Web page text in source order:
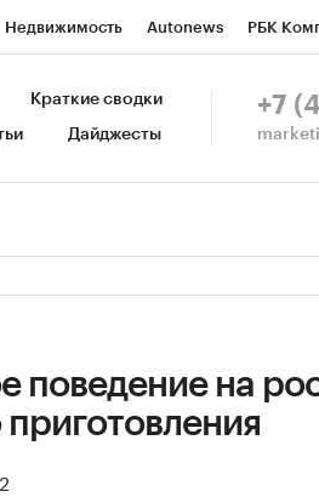
Недвижимость Autonews РБК
СПб Конференции СПб
Краткие сводки
Дайджесты
+7
поведение на